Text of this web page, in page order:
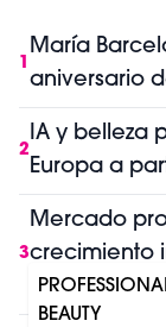
1
María
aniversario
2
IA y belleza
Europa a
3
Mercado
crecimiento
salón y el
BEAUTY